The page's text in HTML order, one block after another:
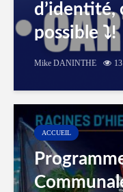
d’identité,
possible ⤵️!
Mike DANINTHE
ACCUEIL